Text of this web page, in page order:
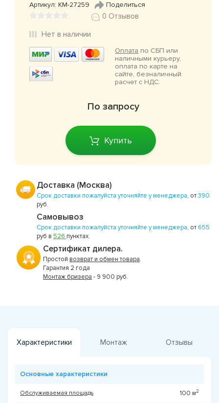
Артикул: КМ-27259 Поделиться
0 Отзывов
Нет в наличии
Оплата по СБП или
наличными курьеру,
оплата по карте на
сайте, безналичный
расчет с НДС.
По запросу
Купить
Доставка (Москва)
Срок доставки пожалуйста уточняйте у менеджера, от390
руб.
Самовывоз
Срок доставки пожалуйста уточняйте у менеджера, от 655
руб в 526 пунктах.
Сертификат дилера.
Простой возврат и обмен товара.
Гарантия 2 года
Монтаж бризера - 9 900 руб.
Характеристики Монтаж Отзывы
Основные характеристики
Обслуживаемая площадь 100 м2